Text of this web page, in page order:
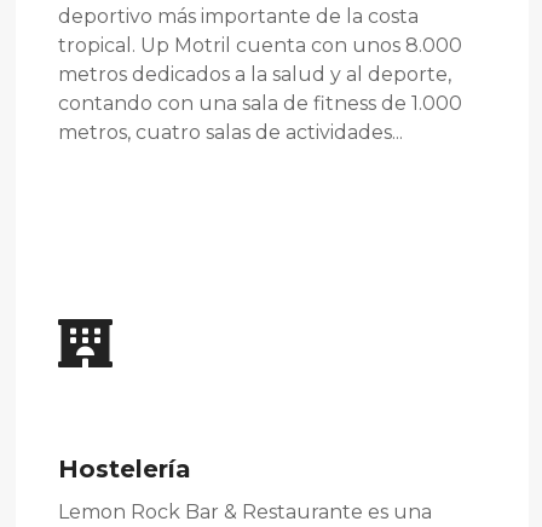
deportivo más importante de la costa
tropical. Up Motril cuenta con unos 8.000
metros dedicados a la salud y al deporte,
contando con una sala de fitness de 1.000
metros, cuatro salas de actividades...
Hostelería
Lemon Rock Bar & Restaurante es una